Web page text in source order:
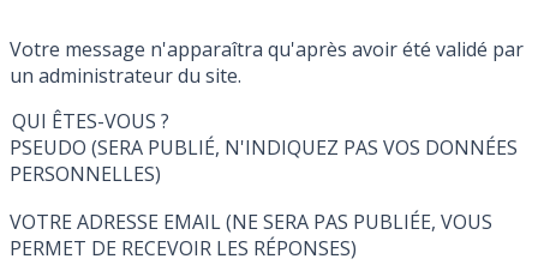
Votre message n'apparaîtra qu'après avoir été validé par
un administrateur du site.
QUI ÊTES-VOUS ?
PSEUDO (SERA PUBLIÉ, N'INDIQUEZ PAS VOS DONNÉES
PERSONNELLES)
VOTRE ADRESSE EMAIL (NE SERA PAS PUBLIÉE, VOUS
PERMET DE RECEVOIR LES RÉPONSES)